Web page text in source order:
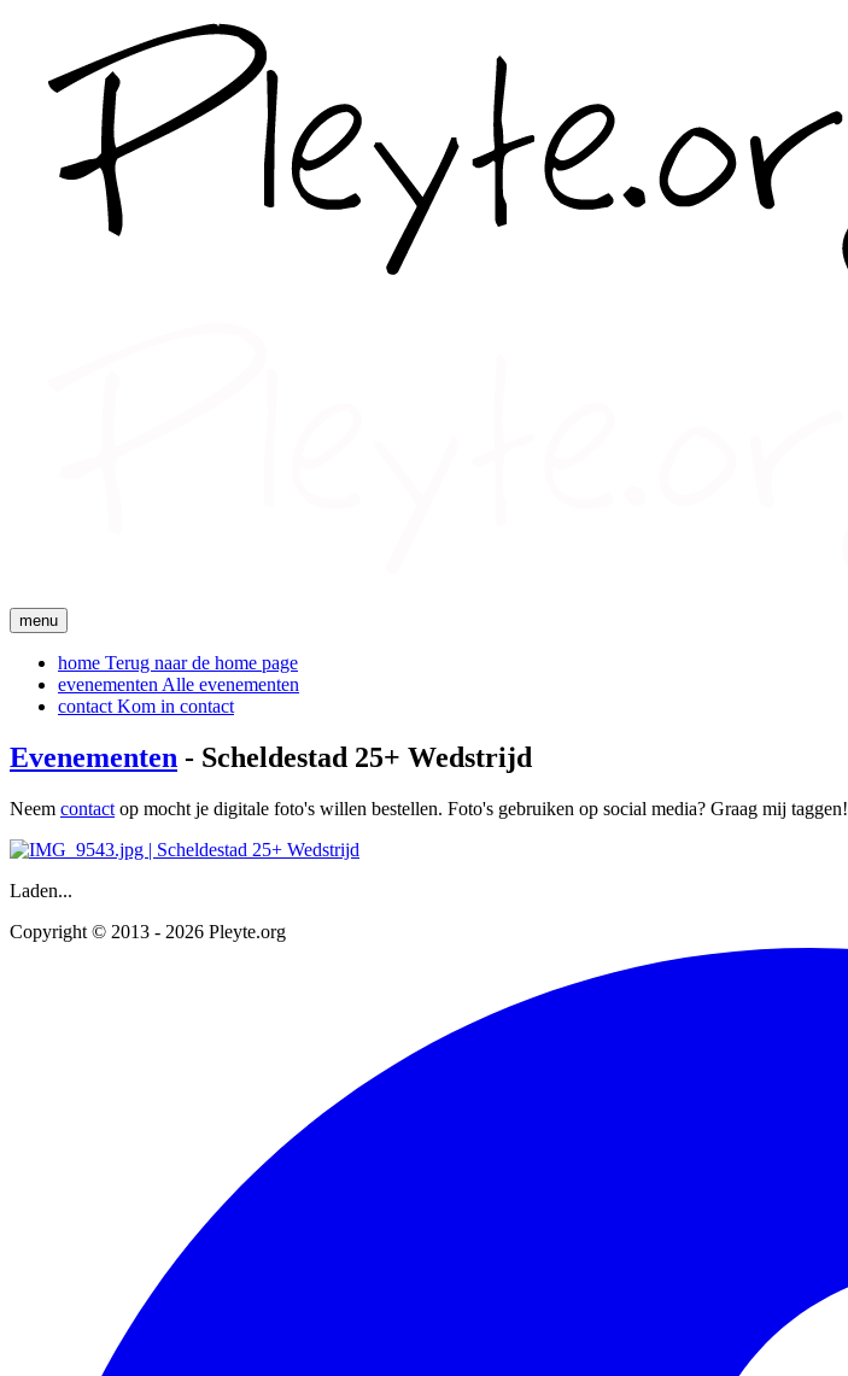
menu
home Terug naar de home page
evenementen Alle evenementen
contact Kom in contact
Evenementen - Scheldestad 25+ Wedstrijd
Neem contact op mocht je digitale foto's willen bestellen. Foto's gebruiken op social media? Graag mij taggen!
Laden...
Copyright © 2013 - 2026 Pleyte.org